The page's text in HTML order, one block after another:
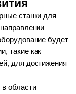
станки для
будет
такие как
для достижения
в области